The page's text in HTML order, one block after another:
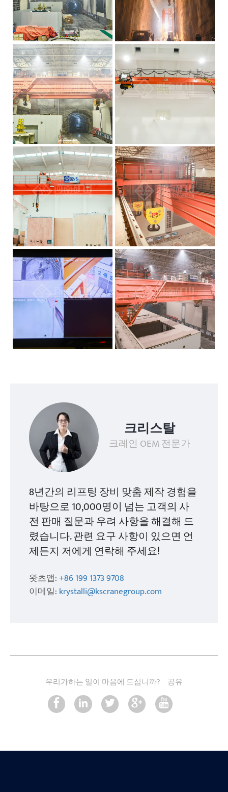
크리스탈
크레인 OEM 전문가
8년간의 리프팅 장비 맞춤 제작 경험을
바탕으로 10,000명이 넘는 고객의 사
전 판매 질문과 우려 사항을 해결해 드
렸습니다. 관련 요구 사항이 있으면 언
제든지 저에게 연락해 주세요!
왓츠앱:+86 199 1373 9708
이메일: krystalli@kscranegroup.com
우리가하는 일이 마음에 드십니까? 공유